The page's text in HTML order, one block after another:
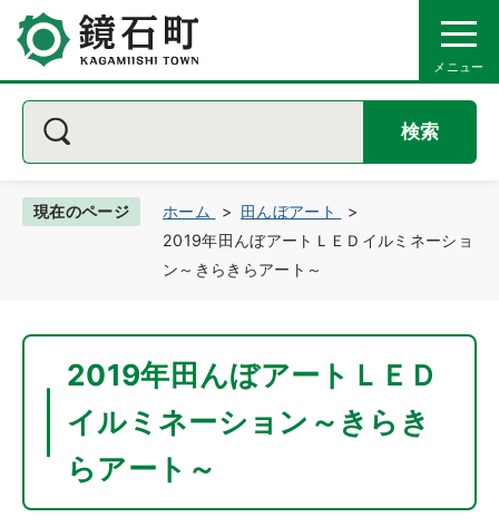
検索
現在のページ ホーム
田んぼアート
2019年田んぼアートＬＥＤイルミネーショ
ン～きらきらアート～
2019年田んぼアートＬＥＤ
イルミネーション～きらき
らアート～